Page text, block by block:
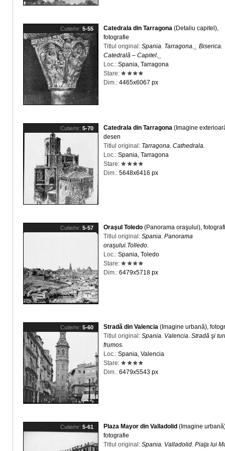
Cutie/nr: 5-55 Catedrala din Tarragona (Detaliu capitel),
fotografie
Titlul original: Spania. Tarragona._ Biserica.
Catedrală – Capitel._
Loc.: Spania, Tarragona
Stare:
Dim.: 4465x6067 px
Cutie/nr: 5-70 Catedrala din Tarragona (Imagine
desen
Titlul original: Tarragona. Cathedrala.
Loc.: Spania, Tarragona
Stare:
Dim.: 5648x6416 px
Cutie/nr: 5-57 Oraşul Toledo (Panorama oraşului),
Titlul original: Spania. Panorama
oraşului.Tolledo.
Loc.: Spania, Toledo
Stare:
Dim.: 6479x5718 px
Cutie/nr: 5-60 Stradă din Valencia (Imagine urbană),
Titlul original: Spania. Valencia. Stradă şi
frumos.
Loc.: Spania, Valencia
Stare:
Dim.: 6479x5543 px
Cutie/nr: 5-61 Plaza Mayor din Valladolid (Imagine
fotografie
Titlul original: Spania. Valladolid. Piaţa lui